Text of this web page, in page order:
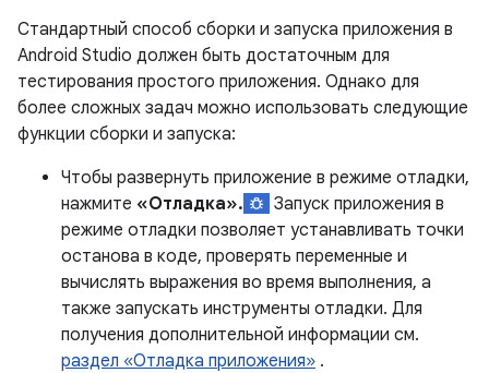
Стандартный способ сборки и запуска приложения в
Android Studio должен быть достаточным для
тестирования простого приложения. Однако для
более сложных задач можно использовать следующие
функции сборки и запуска:
Чтобы развернуть приложение в режиме отладки,
нажмите «Отладка».
Запуск приложения в
режиме отладки позволяет устанавливать точки
останова в коде, проверять переменные и
вычислять выражения во время выполнения, а
также запускать инструменты отладки. Для
получения дополнительной информации см.
раздел «Отладка приложения» .